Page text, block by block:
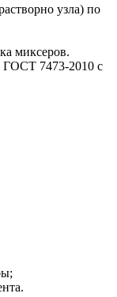
узла) по
миксеров.
ГОСТ 7473-2010 с